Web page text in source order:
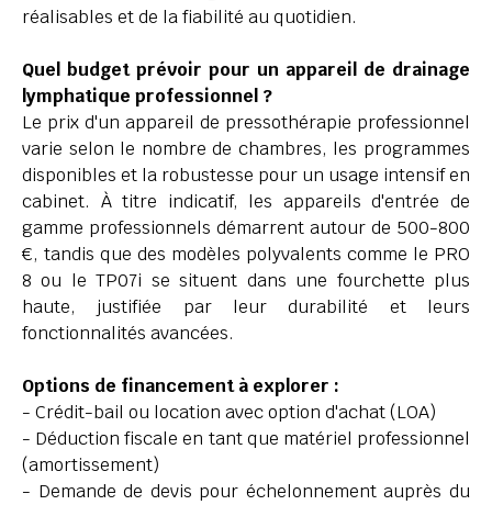
réalisables et de la fiabilité au quotidien.
Quel budget prévoir pour un appareil de drainage
lymphatique professionnel ?
Le prix d'un appareil de pressothérapie professionnel
varie selon le nombre de chambres, les programmes
disponibles et la robustesse pour un usage intensif en
cabinet. À titre indicatif, les appareils d'entrée de
gamme professionnels démarrent autour de 500-800
€, tandis que des modèles polyvalents comme le PRO
8 ou le TP07i se situent dans une fourchette plus
haute, justifiée par leur durabilité et leurs
fonctionnalités avancées.
Options de financement à explorer :
- Crédit-bail ou location avec option d'achat (LOA)
- Déduction fiscale en tant que matériel professionnel
(amortissement)
- Demande de devis pour échelonnement auprès du